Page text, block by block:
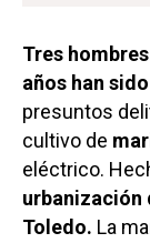
Tres
años han
presuntos
cultivo de
eléctrico.
urbanización
Toledo. La